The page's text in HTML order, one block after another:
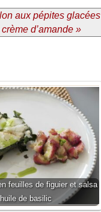
aux pépites glacées
d’amande »
feuilles de figuier et salsa
de basilic